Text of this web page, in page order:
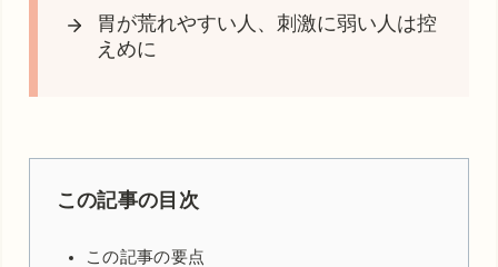
胃が荒れやすい人、刺激に弱い人は控
えめに
この記事の目次
この記事の要点